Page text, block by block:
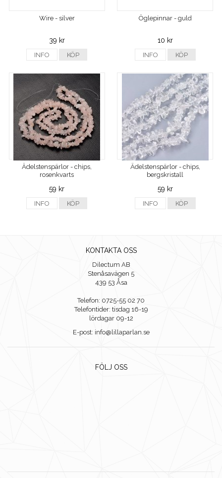
Wire - silver
39 kr
INFO KÖP
Öglepinnar - guld
10 kr
INFO KÖP
Ädelstenspärlor - chips,
rosenkvarts
59 kr
INFO KÖP
Ädelstenspärlor - chips,
bergskristall
59 kr
INFO KÖP
KONTAKTA OSS
Dilectum AB
Stenåsavägen 5
439 53 Åsa
Telefon: 0725-55 02 70
Telefontider: tisdag 16-19
lördagar 09-12
E-post: info@lillaparlan.se
FÖLJ OSS